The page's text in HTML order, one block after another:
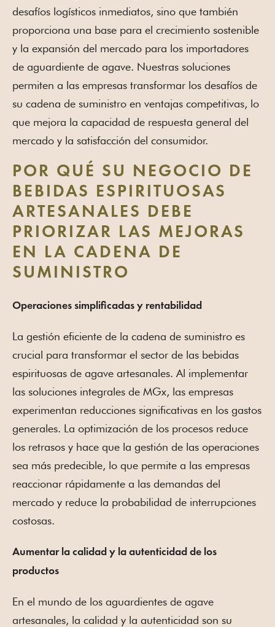
desafíos logísticos inmediatos, sino que también
proporciona una base para el crecimiento sostenible
y la expansión del mercado para los importadores
de aguardiente de agave. Nuestras soluciones
permiten a las empresas transformar los desafíos de
su cadena de suministro en ventajas competitivas, lo
que mejora la capacidad de respuesta general del
mercado y la satisfacción del consumidor.
POR QUÉ SU NEGOCIO DE
BEBIDAS ESPIRITUOSAS
ARTESANALES DEBE
PRIORIZAR LAS MEJORAS
EN LA CADENA DE
SUMINISTRO
Operaciones simplificadas y rentabilidad
La gestión eficiente de la cadena de suministro es
crucial para transformar el sector de las bebidas
espirituosas de agave artesanales. Al implementar
las soluciones integrales de MGx, las empresas
experimentan reducciones significativas en los gastos
generales. La optimización de los procesos reduce
los retrasos y hace que la gestión de las operaciones
sea más predecible, lo que permite a las empresas
reaccionar rápidamente a las demandas del
mercado y reduce la probabilidad de interrupciones
costosas.
Aumentar la calidad y la autenticidad de los
productos
En el mundo de los aguardientes de agave
artesanales, la calidad y la autenticidad son su